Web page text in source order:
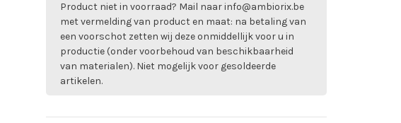
Product niet in voorraad? Mail naarinfo@ambiorix.be
met vermelding van product en maat: na betaling van
een voorschot zetten wij deze onmiddellijk voor u in
productie (onder voorbehoud van beschikbaarheid
van materialen). Niet mogelijk voor gesoldeerde
artikelen.